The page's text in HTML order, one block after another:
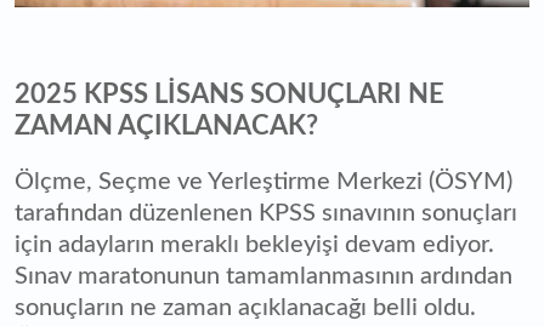
2025 KPSS LİSANS SONUÇLARI NE
ZAMAN AÇIKLANACAK?
Ölçme, Seçme ve Yerleştirme Merkezi (ÖSYM)
tarafından düzenlenen KPSS sınavının sonuçları
için adayların meraklı bekleyişi devam ediyor.
Sınav maratonunun tamamlanmasının ardından
sonuçların ne zaman açıklanacağı belli oldu.